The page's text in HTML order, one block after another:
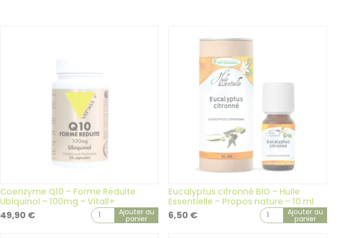
Coenzyme Q10 – Forme Réduite
Ubiquinol – 100mg – Vitall+
49,90 € Ajouter au
panier
Eucalyptus citronné BIO – Huile
Essentielle – Propos nature – 10 ml
6,50 € Ajouter au
panier